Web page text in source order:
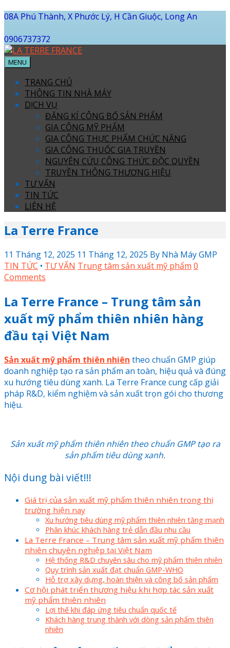
08A Phú Thành, X Phước Lý, H Cần Giuộc, Long An
0906737372
MENU
TRANG CHỦ
THÔNG TIN NHÀ MÁY
DỊCH VỤ
ĐĂNG KÍ CÔNG BỐ SẢN PHẨM
GIA CÔNG MỸ PHẨM
GIA CÔNG THỰC PHẨM CHỨC NĂNG
GIA CÔNG THUỐC GIA TRUYỀN
NGUYÊN CỨU CÔNG THỨC ĐỘC QUYỀN
TRUYỀN THÔNG THƯƠNG HIỆU
TƯ VẤN
TIN TỨC
LIÊN HỆ
La Terre France
11 Tháng 12, 2025 11 Tháng 12, 2025 By Nhà Máy GMP
TIN TỨC • TƯ VẤN Trung tâm sản xuất mỹ phẩm 0
Comments
La Terre France – Trung tâm sản
xuất mỹ phẩm thiên nhiên hàng
đầu tại Việt Nam
Sản xuất mỹ phẩm thiên nhiên theo chuẩn GMP giúp
doanh nghiệp tạo ra sản phẩm an toàn, hiệu quả và đúng
xu hướng tiêu dùng xanh. La Terre France cung cấp giải
pháp R&D, kiểm nghiệm và sản xuất trọn gói cho thương
hiệu.
Sản xuất mỹ phẩm thiên nhiên theo chuẩn GMP tạo ra
sản phẩm tiêu dùng xanh.
Nội dung bài viết!!!
Giá trị của sản xuất mỹ phẩm thiên nhiên trong thị
trường hiện nay
Xu hướng tiêu dùng mỹ phẩm thiên nhiên tăng mạnh
Phân khúc khách hàng trẻ dẫn đầu nhu cầu
La Terre France – Trung tâm sản xuất mỹ phẩm thiên
nhiên chuyên nghiệp tại Việt Nam
Hệ thống R&D chuyên sâu cho mỹ phẩm thiên nhiên
Quy trình sản xuất đạt chuẩn GMP-WHO
Hỗ trợ xây dựng, hoàn thiện và công bố sản phẩm
Cơ hội phát triển thương hiệu khi hợp tác sản xuất
mỹ phẩm thiên nhiên
Lợi thế khi đáp ứng tiêu chuẩn quốc tế
Khách hàng trung thành với dòng sản phẩm thiên
nhiên